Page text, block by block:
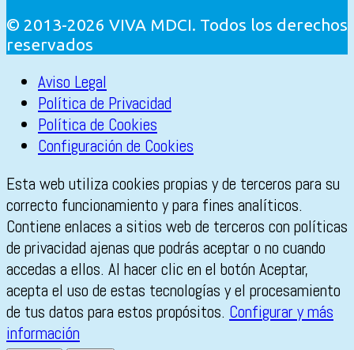
© 2013-2026 VIVA MDCI. Todos los derechos
reservados
Aviso Legal
Política de Privacidad
Política de Cookies
Configuración de Cookies
Esta web utiliza cookies propias y de terceros para su
correcto funcionamiento y para fines analíticos.
Contiene enlaces a sitios web de terceros con políticas
de privacidad ajenas que podrás aceptar o no cuando
accedas a ellos. Al hacer clic en el botón Aceptar,
acepta el uso de estas tecnologías y el procesamiento
de tus datos para estos propósitos. Configurar y más
información